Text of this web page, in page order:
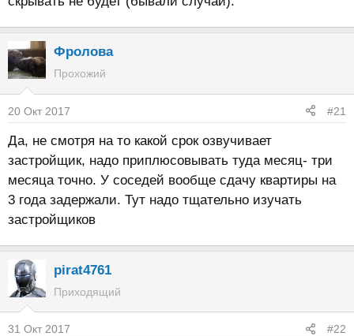
Фролова
Прохожий
20 Окт 2017 #21
Да, не смотря на то какой срок озвучивает
застройщик, надо приплюсовывать туда месяц- три
месяца точно. У соседей вообще сдачу квартиры на
3 года задержали. Тут надо тщательно изучать
застройщиков
pirat4761
Приходящий
31 Окт 2017 #22